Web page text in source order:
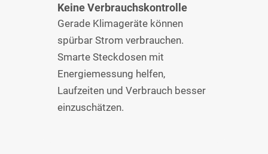
Keine Verbrauchskontrolle
Gerade Klimageräte können
spürbar Strom verbrauchen.
Smarte Steckdosen mit
Energiemessung helfen,
Laufzeiten und Verbrauch besser
einzuschätzen.